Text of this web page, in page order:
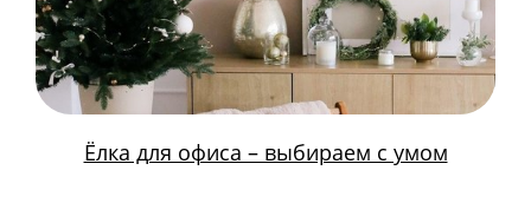
Ёлка для офиса – выбираем с умом